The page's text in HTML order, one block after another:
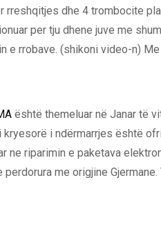
rreshqitjes dhe 4 trombocite
per tju dhene juve me
e rrobave. (shikoni video-n)
është themeluar në Janar të
kryesorë i ndërmarrjes është
ne riparimin e paketava
me origjine